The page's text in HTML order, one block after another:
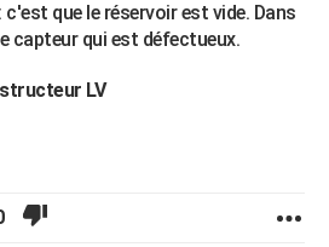
que le réservoir est vide. Dans
capteur qui est défectueux.
LV